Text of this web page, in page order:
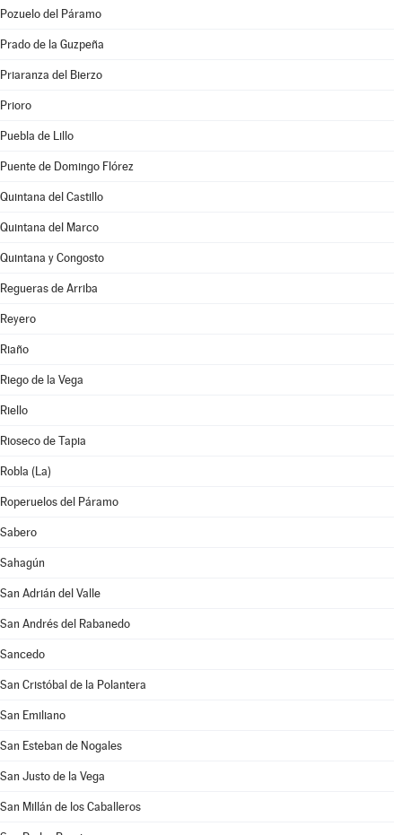
Pozuelo del Páramo
Prado de la Guzpeña
Priaranza del Bierzo
Prioro
Puebla de Lillo
Puente de Domingo Flórez
Quintana del Castillo
Quintana del Marco
Quintana y Congosto
Regueras de Arriba
Reyero
Riaño
Riego de la Vega
Riello
Rioseco de Tapia
Robla (La)
Roperuelos del Páramo
Sabero
Sahagún
San Adrián del Valle
San Andrés del Rabanedo
Sancedo
San Cristóbal de la Polantera
San Emiliano
San Esteban de Nogales
San Justo de la Vega
San Millán de los Caballeros